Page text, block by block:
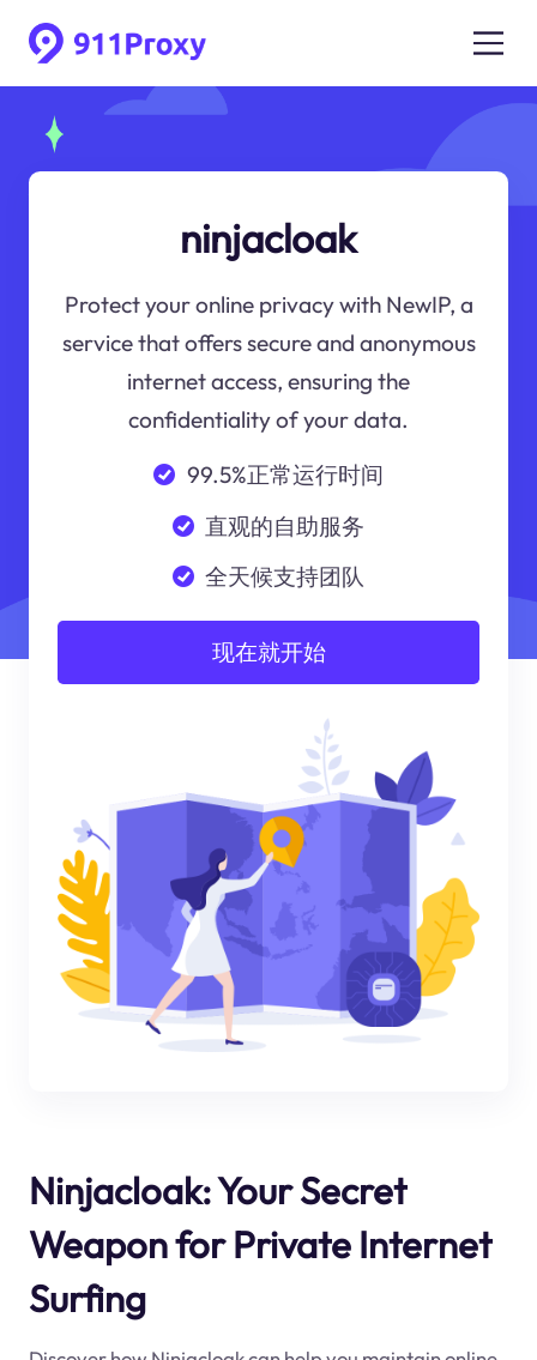
ninjacloak
Protect your online privacy with NewIP, a
service that offers secure and anonymous
internet access, ensuring the
confidentiality of your data.
99.5%正常运行时间
直观的自助服务
全天候支持团队
现在就开始
Ninjacloak: Your Secret
Weapon for Private Internet
Surfing